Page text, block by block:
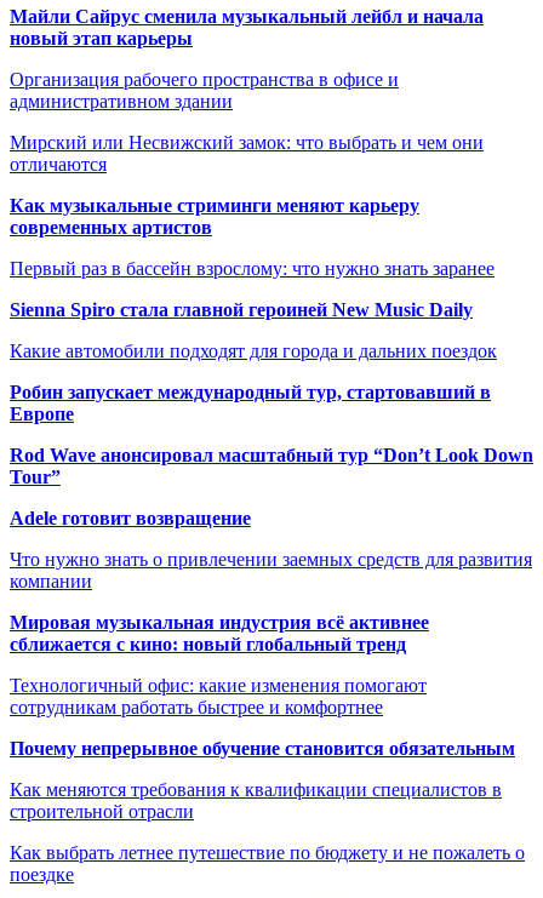
Майли Сайрус сменила музыкальный лейбл и начала
новый этап карьеры
Организация рабочего пространства в офисе и
административном здании
Мирский или Несвижский замок: что выбрать и чем они
отличаются
Как музыкальные стриминги меняют карьеру
современных артистов
Первый раз в бассейн взрослому: что нужно знать заранее
Sienna Spiro стала главной героиней New Music Daily
Какие автомобили подходят для города и дальних поездок
Робин запускает международный тур, стартовавший в
Европе
Rod Wave анонсировал масштабный тур “Don’t Look Down
Tour”
Adele готовит возвращение
Что нужно знать о привлечении заемных средств для развития
компании
Мировая музыкальная индустрия всё активнее
сближается с кино: новый глобальный тренд
Технологичный офис: какие изменения помогают
сотрудникам работать быстрее и комфортнее
Почему непрерывное обучение становится обязательным
Как меняются требования к квалификации специалистов в
строительной отрасли
Как выбрать летнее путешествие по бюджету и не пожалеть о
поездке